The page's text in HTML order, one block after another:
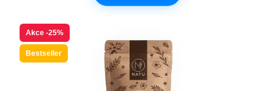
Akce -25%
Bestseller